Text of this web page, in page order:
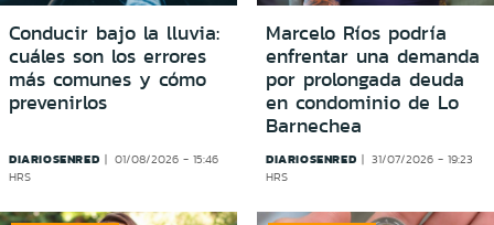
Conducir bajo la lluvia:
cuáles son los errores
más comunes y cómo
prevenirlos
DIARIOSENRED
01/08/2026 - 15:46
HRS
Marcelo Ríos podría
enfrentar una demanda
por prolongada deuda
en condominio de Lo
Barnechea
DIARIOSENRED
31/07/2026 - 19:23
HRS